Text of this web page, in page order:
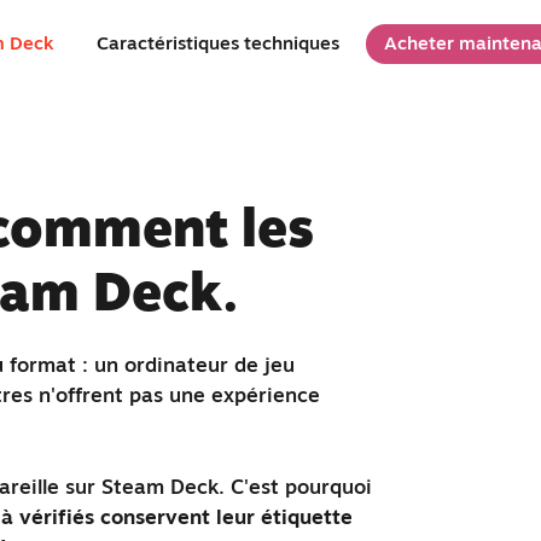
Deck Caractéristiques techniques Acheter
les
Deck.
format : un ordinateur de jeu
n'offrent pas une expérience
sur Steam Deck. C'est pourquoi
vérifiés conservent leur étiquette